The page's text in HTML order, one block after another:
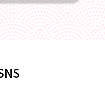
を全国旅館会館
議in福岡が開催